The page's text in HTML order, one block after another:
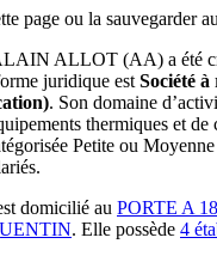
page ou la sauvegarder
ALLOT (AA) a été
juridique est Société
. Son domaine
thermiques et de
Petite ou
domicilié au PORTE A
. Elle possède 4